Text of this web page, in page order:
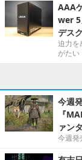
AAA
wer 5
デス
迫力を
がたい
今週
『
ァン
今週発